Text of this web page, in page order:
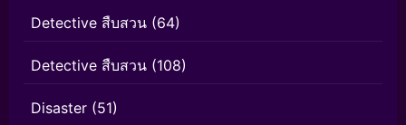
Detective สืบสวน (64)
Detective สืบสวน (108)
Disaster (51)